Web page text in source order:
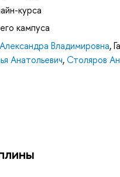
курса
кампуса
Владимировна,
Анатольевич,Столяров